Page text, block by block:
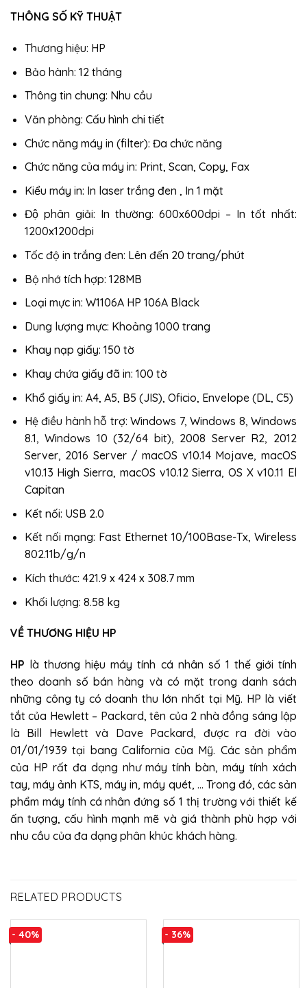
THÔNG SỐ KỸ THUẬT
Thương hiệu: HP
Bảo hành: 12 tháng
Thông tin chung: Nhu cầu
Văn phòng: Cấu hình chi tiết
Chức năng máy in (filter): Đa chức năng
Chức năng của máy in: Print, Scan, Copy, Fax
Kiểu máy in: In laser trắng đen , In 1 mặt
Độ phân giải: In thường: 600x600dpi – In tốt nhất:
1200x1200dpi
Tốc độ in trắng đen: Lên đến 20 trang/phút
Bộ nhớ tích hợp: 128MB
Loại mực in: W1106A HP 106A Black
Dung lượng mực: Khoảng 1000 trang
Khay nạp giấy: 150 tờ
Khay chứa giấy đã in: 100 tờ
Khổ giấy in: A4, A5, B5 (JIS), Oficio, Envelope (DL, C5)
Hệ điều hành hỗ trợ: Windows 7, Windows 8, Windows
8.1, Windows 10 (32/64 bit), 2008 Server R2, 2012
Server, 2016 Server / macOS v10.14 Mojave, macOS
v10.13 High Sierra, macOS v10.12 Sierra, OS X v10.11 El
Capitan
Kết nối: USB 2.0
Kết nối mạng: Fast Ethernet 10/100Base-Tx, Wireless
802.11b/g/n
Kích thước: 421.9 x 424 x 308.7 mm
Khối lượng: 8.58 kg
VỀ THƯƠNG HIỆU HP
HP là thương hiệu máy tính cá nhân số 1 thế giới tính
theo doanh số bán hàng và có mặt trong danh sách
những công ty có doanh thu lớn nhất tại Mỹ. HP là viết
tắt của Hewlett – Packard, tên của 2 nhà đồng sáng lập
là Bill Hewlett và Dave Packard, được ra đời vào
01/01/1939 tại bang California của Mỹ. Các sản phẩm
của HP rất đa dạng như máy tính bàn, máy tính xách
tay, máy ảnh KTS, máy in, máy quét, … Trong đó, các sản
phẩm máy tính cá nhân đứng số 1 thị trường với thiết kế
ấn tượng, cấu hình mạnh mẽ và giá thành phù hợp với
nhu cầu của đa dạng phân khúc khách hàng.
RELATED PRODUCTS
- 40% - 36%